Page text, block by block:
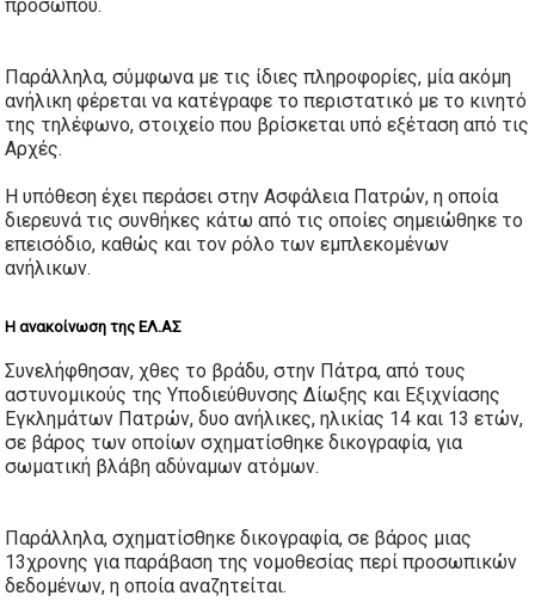
προσώπου.
Παράλληλα, σύμφωνα με τις ίδιες πληροφορίες, μία ακόμη
ανήλικη φέρεται να κατέγραφε το περιστατικό με το κινητό
της τηλέφωνο, στοιχείο που βρίσκεται υπό εξέταση από τις
Αρχές.
Η υπόθεση έχει περάσει στην Ασφάλεια Πατρών, η οποία
διερευνά τις συνθήκες κάτω από τις οποίες σημειώθηκε το
επεισόδιο, καθώς και τον ρόλο των εμπλεκομένων
ανήλικων.
Η ανακοίνωση της ΕΛ.ΑΣ
Συνελήφθησαν, χθες το βράδυ, στην Πάτρα, από τους
αστυνομικούς της Υποδιεύθυνσης Δίωξης και Εξιχνίασης
Εγκλημάτων Πατρών, δυο ανήλικες, ηλικίας 14 και 13 ετών,
σε βάρος των οποίων σχηματίσθηκε δικογραφία, για
σωματική βλάβη αδύναμων ατόμων.
Παράλληλα, σχηματίσθηκε δικογραφία, σε βάρος μιας
13χρονης για παράβαση της νομοθεσίας περί προσωπικών
δεδομένων, η οποία αναζητείται.